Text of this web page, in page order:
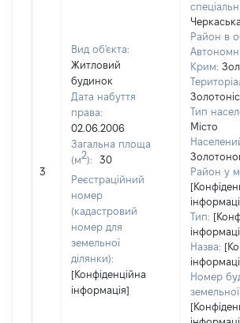
3
Вид об'єкта:
Житловий
будинок
Дата набуття
права:
02.06.2006
Загальна площа
(м2):
30
Реєстраційний
номер
(кадастровий
номер для
земельної
ділянки):
[Конфіденційна
інформація]
Черкаська
Район в
Крим:
Тип
Місто
Район у
Тип:
Назва:
Номер